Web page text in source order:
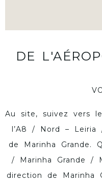
DE
Au site, suivez vers
l’A8 / Nord – Leiria
de Marinha Grande.
/ Marinha Grande /
direction de Marinha